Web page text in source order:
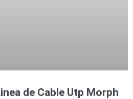
de Cable Utp Morph